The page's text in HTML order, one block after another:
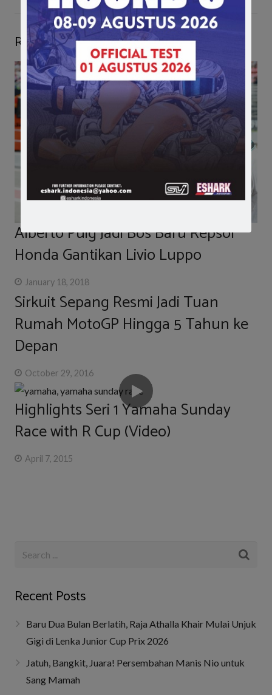
Related Posts
Alberto Puig Jadi Bos Baru Repsol
Honda Gantikan Livio Luppo
January 18, 2018
Sirkuit Sepang Resmi Jadi Tuan
Rumah MotoGP Hingga 5 Tahun ke
Depan
October 29, 2016
Highlights Seri 1 Yamaha Sunday
Race with R Cup (Video)
April 7, 2015
Recent Posts
Baru Dua Bulan Berlatih, Raja Athalla Khair Mulai Unjuk
Gigi di Lenka Junior Cup Prix 2026
Jatuh, Bangkit, Juara! Persembahan Manis Nio untuk
Sang Mamah